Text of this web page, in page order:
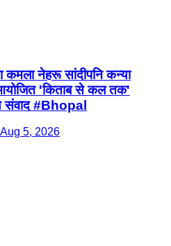
कमला नेहरू सांदीपनि कन्या
आयोजित 'किताब से कल तक'
संवाद #Bhopal
5, 2026